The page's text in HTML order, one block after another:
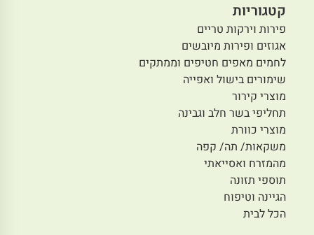
קטגוריות
פירות וירקות טריים
אגוזים ופירות מיובשים
לחמים מאפים חטיפים וממתקים
שימורים בישול ואפייה
מוצרי קירור
תחליפי בשר חלב וגבינה
מוצרי כוורת
משקאות/ תה/ קפה
מהמזרח ואסייאתי
תוספי תזונה
הגיינה וטיפוח
הכל לבית